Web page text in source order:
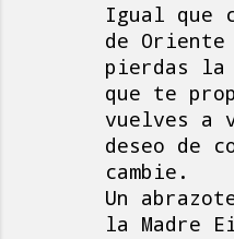
Igual que
de
pierdas
que te
vuelves a
deseo de
cambie.
Un
la Madre